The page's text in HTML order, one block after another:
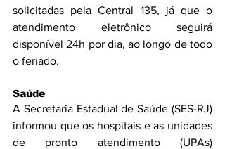
solicitadas pela Central 135, já que o
atendimento eletrônico seguirá
disponível 24h por dia, ao longo de todo
o feriado.
Saúde
A Secretaria Estadual de Saúde (SES-RJ)
informou que os hospitais e as unidades
de pronto atendimento (UPAs)